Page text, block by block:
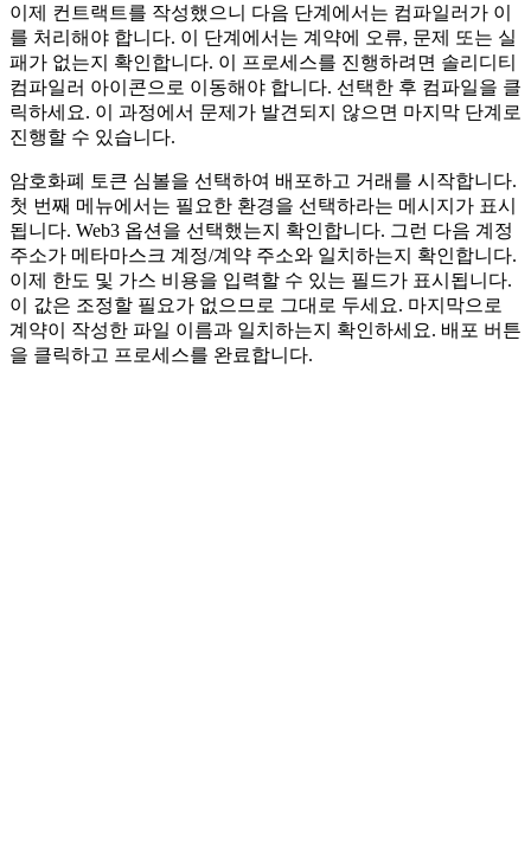
이제 컨트랙트를 작성했으니 다음 단계에서는 컴파일러가 이
를 처리해야 합니다. 이 단계에서는 계약에 오류, 문제 또는 실
패가 없는지 확인합니다. 이 프로세스를 진행하려면 솔리디티
컴파일러 아이콘으로 이동해야 합니다. 선택한 후 컴파일을 클
릭하세요. 이 과정에서 문제가 발견되지 않으면 마지막 단계로
진행할 수 있습니다.
암호화폐 토큰 심볼을 선택하여 배포하고 거래를 시작합니다.
첫 번째 메뉴에서는 필요한 환경을 선택하라는 메시지가 표시
됩니다. Web3 옵션을 선택했는지 확인합니다. 그런 다음 계정
주소가 메타마스크 계정/계약 주소와 일치하는지 확인합니다.
이제 한도 및 가스 비용을 입력할 수 있는 필드가 표시됩니다.
이 값은 조정할 필요가 없으므로 그대로 두세요. 마지막으로
계약이 작성한 파일 이름과 일치하는지 확인하세요. 배포 버튼
을 클릭하고 프로세스를 완료합니다.